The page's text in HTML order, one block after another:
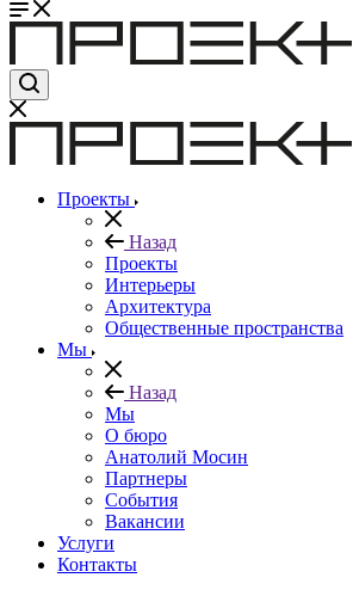
Проекты
Назад
Проекты
Интерьеры
Архитектура
Общественные пространства
Мы
Назад
Мы
О бюро
Анатолий Мосин
Партнеры
События
Вакансии
Услуги
Контакты